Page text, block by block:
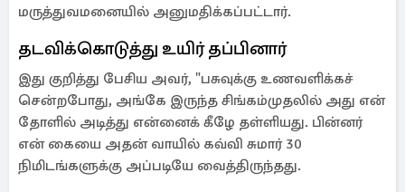
மருத்துவமனையில் அனுமதிக்கப்பட்டார்.
தடவிக்கொடுத்து உயிர் தப்பினார்
இது குறித்து பேசிய அவர், "பசுவுக்கு உணவளிக்கச்
சென்றபோது, அங்கே இருந்த சிங்கம்முதலில் அது என்
தோளில் அடித்து என்னைக் கீழே தள்ளியது. பின்னர்
என் கையை அதன் வாயில் கவ்வி சுமார் 30
நிமிடங்களுக்கு அப்படியே வைத்திருந்தது.